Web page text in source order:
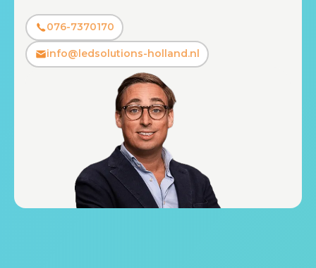
076-7370170
info@ledsolutions-holland.nl